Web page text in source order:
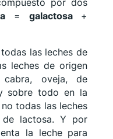
= galactosa+
las leches de
leches de origen
oveja, de
sobre todo en la
todas las leches
de lactosa. Y por
la leche para